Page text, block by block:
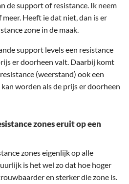
de support of resistance. Ik neem
Heeft ie dat niet, dan is er
zone in de maak.
support levels een resistance
er doorheen valt. Daarbij komt
(weerstand) ook een
worden als de prijs er doorheen
zones eruit op een
zones eigenlijk op alle
is het wel zo dat hoe hoger
en sterker die zone is.